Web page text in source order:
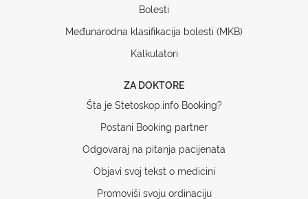
Bolesti
Međunarodna klasifikacija bolesti (MKB)
Kalkulatori
ZA DOKTORE
Šta je Stetoskop.info Booking?
Postani Booking partner
Odgovaraj na pitanja pacijenata
Objavi svoj tekst o medicini
Promoviši svoju ordinaciju